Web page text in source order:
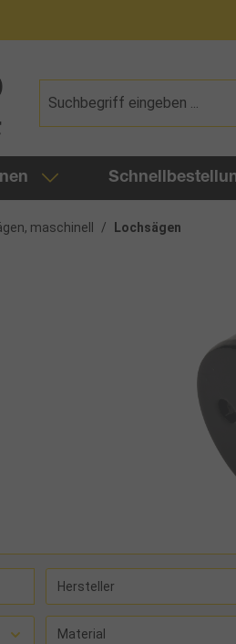
maschinell / Lochsägen
Hersteller
Material